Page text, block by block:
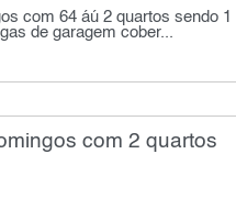
com 64 áú 2 quartos sendo 1
de garagem cober...
com 2 quartos